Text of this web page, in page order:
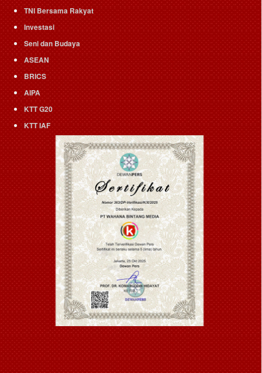
TNI Bersama Rakyat
Investasi
Seni dan Budaya
ASEAN
BRICS
AIPA
KTT G20
KTT IAF